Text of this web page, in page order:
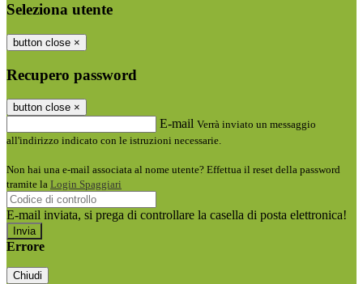
Seleziona utente
button close ×
Recupero password
button close ×
E-mail Verrà inviato un messaggio
all'indirizzo indicato con le istruzioni necessarie.
Non hai una e-mail associata al nome utente? Effettua il reset della password
tramite la Login Spaggiari
E-mail inviata, si prega di controllare la casella di posta elettronica!
Errore
Chiudi